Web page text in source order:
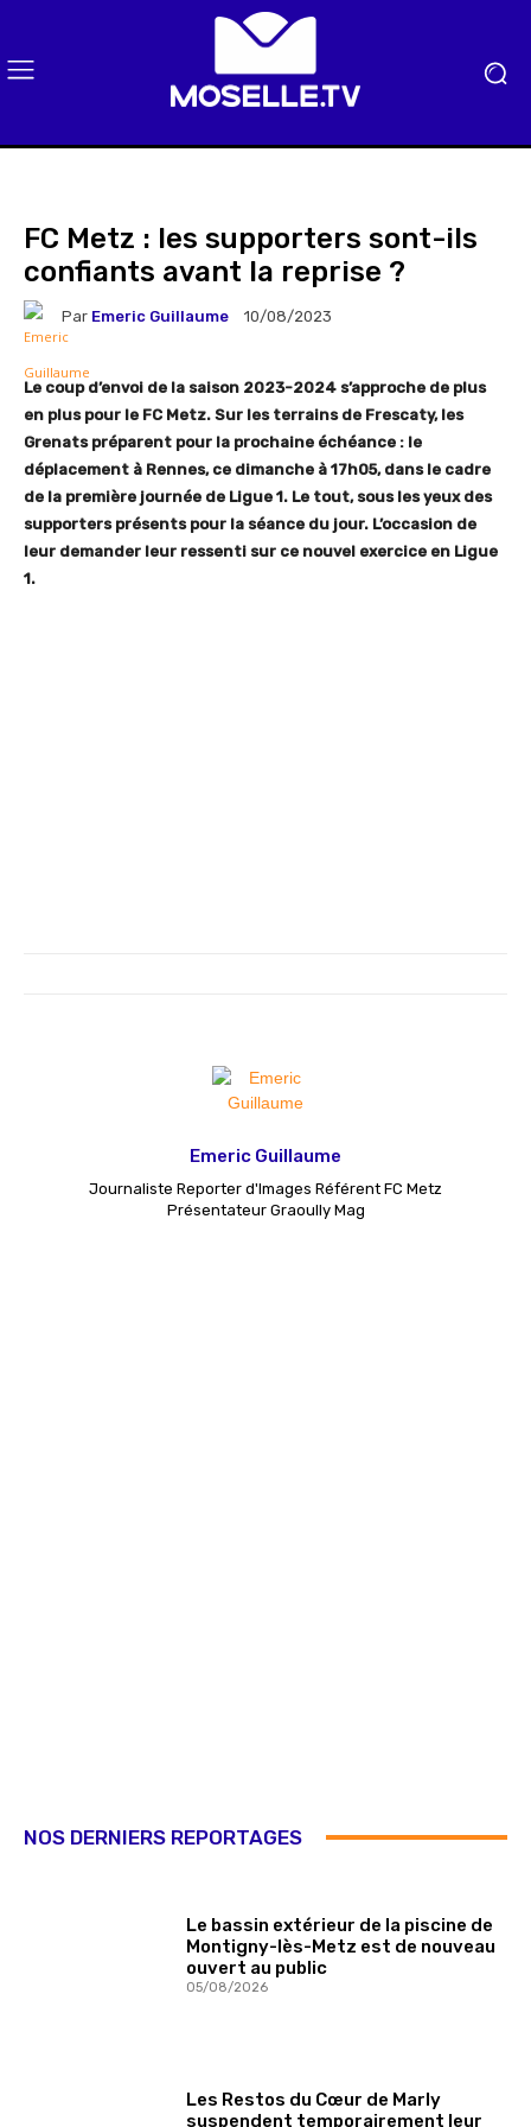
FC Metz : les supporters sont-ils
confiants avant la reprise ?
Par Emeric Guillaume 10/08/2023
Le coup d’envoi de la saison 2023-2024 s’approche de plus
en plus pour le FC Metz. Sur les terrains de Frescaty, les
Grenats préparent pour la prochaine échéance : le
déplacement à Rennes, ce dimanche à 17h05, dans le cadre
de la première journée de Ligue 1. Le tout, sous les yeux des
supporters présents pour la séance du jour. L’occasion de
leur demander leur ressenti sur ce nouvel exercice en Ligue
1.
Emeric Guillaume
Journaliste Reporter d'Images Référent FC Metz
Présentateur Graoully Mag
NOS DERNIERS REPORTAGES
Le bassin extérieur de la piscine de
Montigny-lès-Metz est de nouveau
ouvert au public
05/08/2026
Les Restos du Cœur de Marly
suspendent temporairement leur